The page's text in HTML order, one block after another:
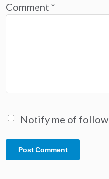
Comment *
Notify me of